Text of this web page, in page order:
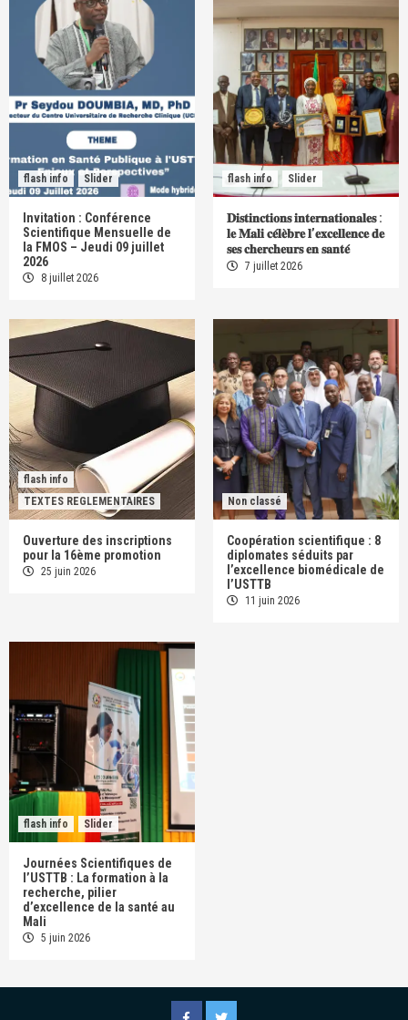
flash info Slider
Invitation : Conférence
Scientifique Mensuelle de
la FMOS – Jeudi 09 juillet
2026
8 juillet 2026
flash info Slider
𝐃𝐢𝐬𝐭𝐢𝐧𝐜𝐭𝐢𝐨𝐧𝐬 𝐢𝐧𝐭𝐞𝐫𝐧𝐚𝐭𝐢𝐨𝐧𝐚𝐥𝐞𝐬 :
𝐥𝐞 𝐌𝐚𝐥𝐢 𝐜𝐞́𝐥𝐞̀𝐛𝐫𝐞 𝐥’𝐞𝐱𝐜𝐞𝐥𝐥𝐞𝐧𝐜𝐞 𝐝𝐞
𝐬𝐞𝐬 𝐜𝐡𝐞𝐫𝐜𝐡𝐞𝐮𝐫𝐬 𝐞𝐧 𝐬𝐚𝐧𝐭𝐞́
7 juillet 2026
flash info
TEXTES REGLEMENTAIRES
Ouverture des inscriptions
pour la 16ème promotion
25 juin 2026
Non classé
Coopération scientifique : 8
diplomates séduits par
l’excellence biomédicale de
l’USTTB
11 juin 2026
flash info Slider
Journées Scientifiques de
l’USTTB : La formation à la
recherche, pilier
d’excellence de la santé au
Mali
5 juin 2026
FacebookTwitter